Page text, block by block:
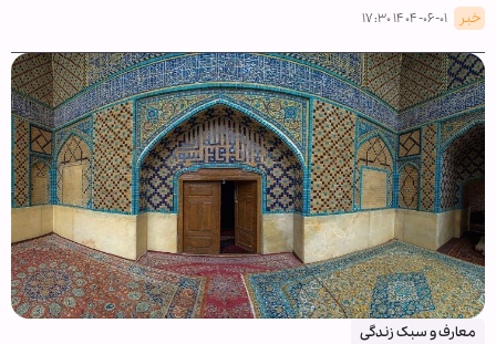
خبر ۱۴۰۴-۰۶-۰۱ ۱۷:۳۰
معارف و سبک زندگی